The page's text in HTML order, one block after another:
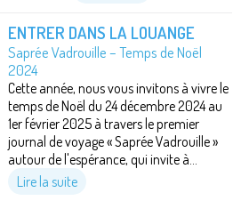
ENTRER DANS LA LOUANGE
Saprée Vadrouille – Temps de Noël
2024
Cette année, nous vous invitons à vivre le
temps de Noël du 24 décembre 2024 au
1er février 2025 à travers le premier
journal de voyage « Saprée Vadrouille »
autour de l'espérance, qui invite à...
Lire la suite